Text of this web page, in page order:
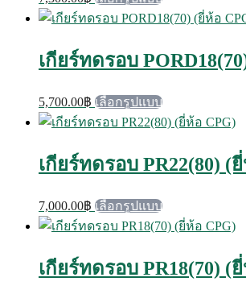
has
variants.
The
chosen
product
เกียร์ทดรอบ
5,700.00฿ เลือกรูปแบบThis
product
has
variants.
The
chosen
product
เกียร์ทดรอบ PR22(80) (
7,000.00฿ เลือกรูปแบบThis
product
has
variants.
The
เกียร์ทดรอบ PR18(70) (